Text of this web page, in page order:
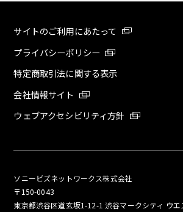
サイトのご利用にあたって
プライバシーポリシー
特定商取引法に関する表示
会社情報サイト
ウェブアクセシビリティ方針
ソニービズネットワークス株式会社
〒150-0043
東京都渋谷区道玄坂1-12-1 渋谷マークシティ ウエ